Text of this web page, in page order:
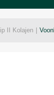
II Kolajen